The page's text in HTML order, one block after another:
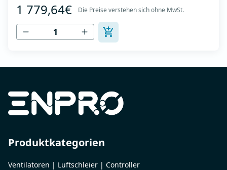
Luftdurchsatz: bis zu 8.215 m3/h - Für Dauerbetrieb mit
Temperaturen bis 120 °C - Luftauslass mit Schutzgitter -
Zur Reinigung und Wartung lässt s...
1 779,64€ Die Preise verstehen sich ohne MwSt.
Produktkategorien
Ventilatoren | Luftschleier | Controller